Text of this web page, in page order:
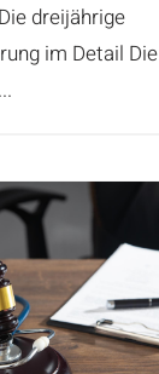
dreijährige
im Detail Die